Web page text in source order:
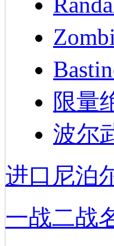
限量
波尔
进口尼泊
一战二战